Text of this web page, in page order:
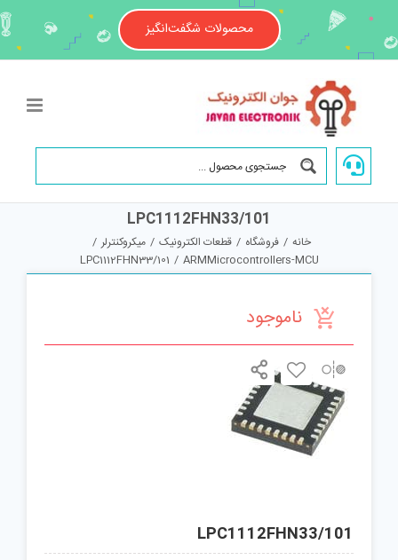
content
محصولات شگفت‌انگیز
LPC1112FHN33/101
خانه / فروشگاه / قطعات الکترونیک / میکروکنترلر /
ARMMicrocontrollers-MCU
/
LPC1112FHN33/101
ناموجود
LPC1112FHN33/101